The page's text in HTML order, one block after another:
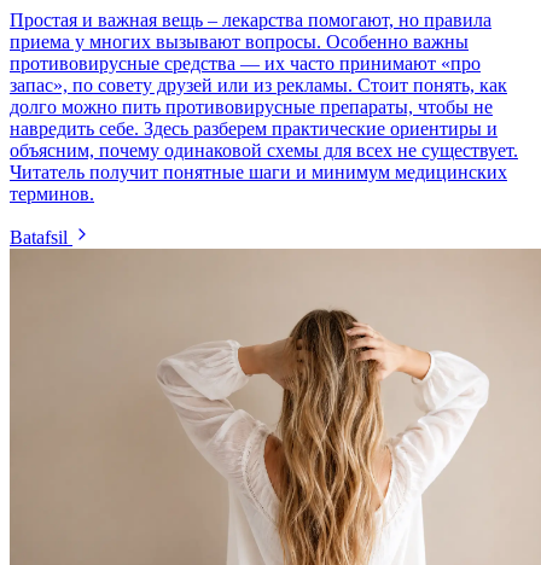
Простая и важная вещь – лекарства помогают, но правила
приема у многих вызывают вопросы. Особенно важны
противовирусные средства — их часто принимают «про
запас», по совету друзей или из рекламы. Стоит понять, как
долго можно пить противовирусные препараты, чтобы не
навредить себе. Здесь разберем практические ориентиры и
объясним, почему одинаковой схемы для всех не существует.
Читатель получит понятные шаги и минимум медицинских
терминов.
Batafsil